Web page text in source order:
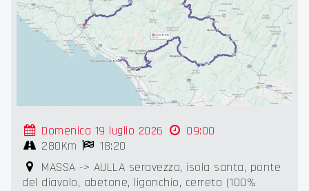
Domenica 19 luglio 2026
09:00
280Km
18:20
MASSA -> AULLA seravezza, isola santa, ponte
del diavolo, abetone, ligonchio, cerreto (100%